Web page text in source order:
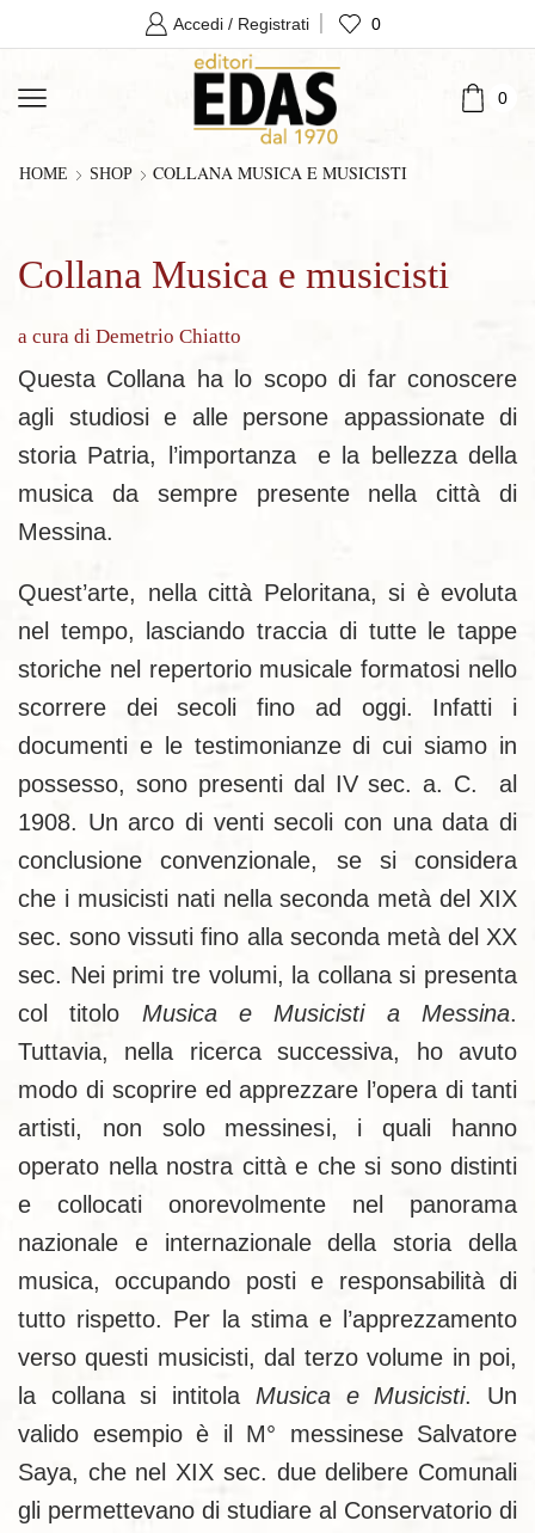
Accedi / Registrati 0
0
HOME SHOP COLLANA MUSICA E MUSICISTI
Collana Musica e musicisti
a cura di Demetrio Chiatto
Questa Collana ha lo scopo di far conoscere
agli studiosi e alle persone appassionate di
storia Patria, l’importanza e la bellezza della
musica da sempre presente nella città di
Messina.
Quest’arte, nella città Peloritana, si è evoluta
nel tempo, lasciando traccia di tutte le tappe
storiche nel repertorio musicale formatosi nello
scorrere dei secoli fino ad oggi. Infatti i
documenti e le testimonianze di cui siamo in
possesso, sono presenti dal IV sec. a. C. al
1908. Un arco di venti secoli con una data di
conclusione convenzionale, se si considera
che i musicisti nati nella seconda metà del XIX
sec. sono vissuti fino alla seconda metà del XX
sec. Nei primi tre volumi, la collana si presenta
col titolo Musica e Musicisti a Messina.
Tuttavia, nella ricerca successiva, ho avuto
modo di scoprire ed apprezzare l’opera di tanti
artisti, non solo messinesi, i quali hanno
operato nella nostra città e che si sono distinti
e collocati onorevolmente nel panorama
nazionale e internazionale della storia della
musica, occupando posti e responsabilità di
tutto rispetto. Per la stima e l’apprezzamento
verso questi musicisti, dal terzo volume in poi,
la collana si intitola Musica e Musicisti. Un
valido esempio è il M° messinese Salvatore
Saya, che nel XIX sec. due delibere Comunali
gli permettevano di studiare al Conservatorio di